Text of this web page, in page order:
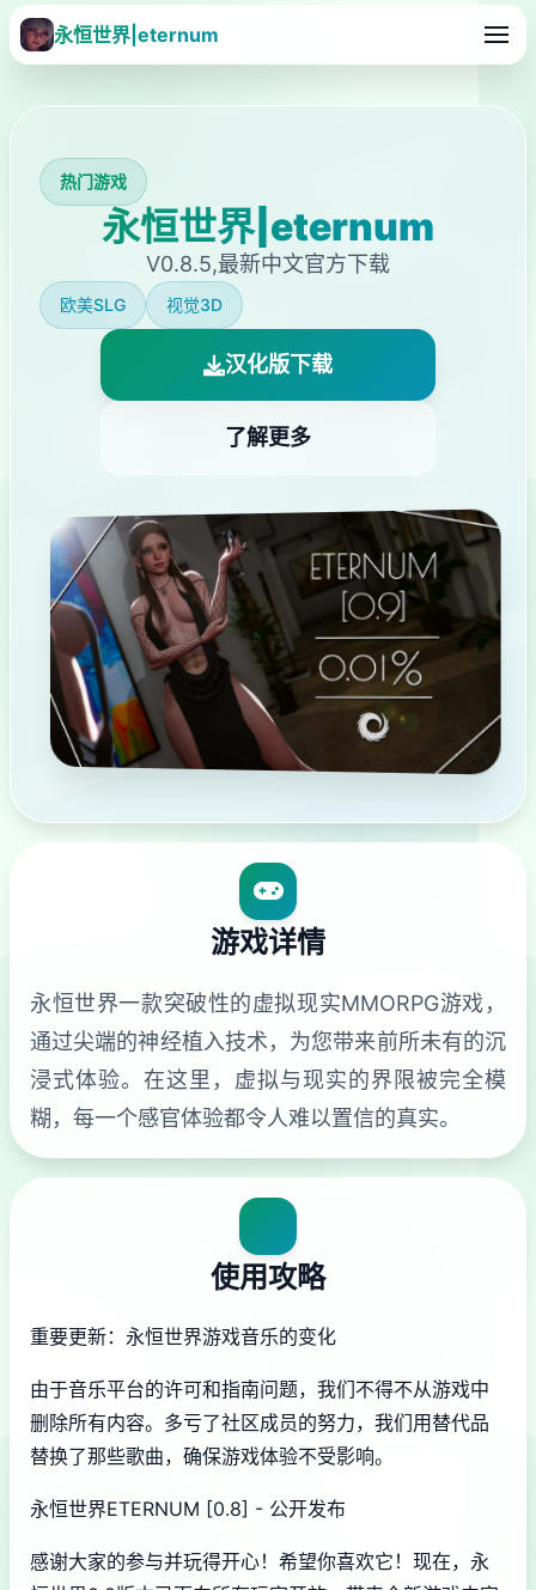
永恒世界|eternum
热门游戏
永恒世界|eternum
V0.8.5,最新中文官方下载
欧美SLG 视觉3D
汉化版下载
了解更多
游戏详情
永恒世界一款突破性的虚拟现实MMORPG游戏，
通过尖端的神经植入技术，为您带来前所未有的沉
浸式体验。在这里，虚拟与现实的界限被完全模
糊，每一个感官体验都令人难以置信的真实。
使用攻略
重要更新：永恒世界游戏音乐的变化
由于音乐平台的许可和指南问题，我们不得不从游戏中
删除所有内容。多亏了社区成员的努力，我们用替代品
替换了那些歌曲，确保游戏体验不受影响。
永恒世界ETERNUM [0.8] - 公开发布
感谢大家的参与并玩得开心！希望你喜欢它！现在，永